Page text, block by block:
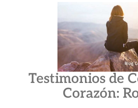
Testimonios de
Corazón: